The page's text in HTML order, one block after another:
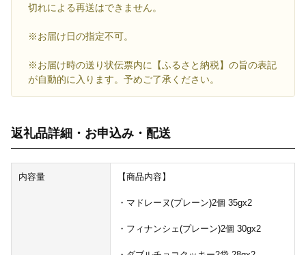
切れによる再送はできません。
※お届け日の指定不可。
※お届け時の送り状伝票内に【ふるさと納税】の旨の表記
が自動的に入ります。予めご了承ください。
返礼品詳細・お申込み・配送
内容量 【商品内容】
・マドレーヌ(プレーン)2個 35gx2
・フィナンシェ(プレーン)2個 30gx2